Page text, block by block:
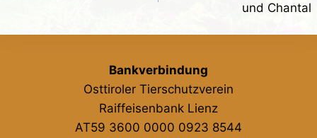
und Chantal
Bankverbindung
Osttiroler Tierschutzverein
Raiffeisenbank Lienz
AT59 3600 0000 0923 8544